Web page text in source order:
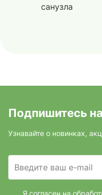
санузла
Подпишитесь
Узнавайте о новинках,
Введите ваш e-mail
Я согласен на